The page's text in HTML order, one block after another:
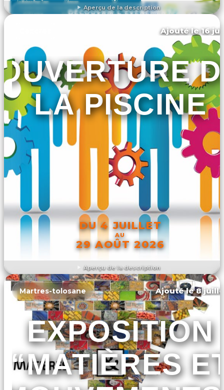
Aperçu de la description
DÉCOUVRIR L'ÉVÉNEMENT
Aperçu de la description
Ajouté le 16
LA PISCINE
DU 4 JUILLET
AU
29 AOÛT 2026
DÉCOUVRIR L'ÉVÉNEMENT
Martres-tolosane Ajouté le 8
EXPOSITION
“MATIÈRES